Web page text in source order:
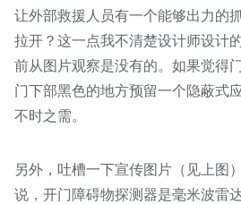
让外部救援人员有一个能够出力的
拉开？这一点我不清楚设计师设计
前从图片观察是没有的。如果觉得
门下部黑色的地方预留一个隐蔽式
不时之需。
另外，吐槽一下宣传图片（见上图
说，开门障碍物探测器是毫米波雷